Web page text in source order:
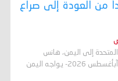
من العودة إلى صراع
إلى اليمن، هانس
غروندبرغ، بشأن الوضع في اليمن عمّان، 7 آبأغسطس 2026- يواجه اليمن